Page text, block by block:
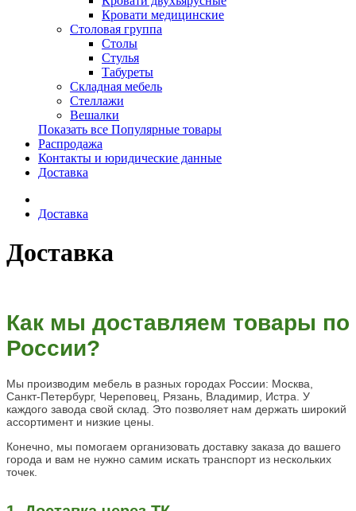
Кровати медицинские
Столовая группа
Столы
Стулья
Табуреты
Складная мебель
Стеллажи
Вешалки
Показать все Популярные товары
Распродажа
Контакты и юридические данные
Доставка
Доставка
Доставка
Как мы доставляем товары по
России?
Мы производим мебель в разных городах России: Москва,
Санкт-Петербург, Череповец, Рязань, Владимир, Истра. У
каждого завода свой склад. Это позволяет нам держать широкий
ассортимент и низкие цены.
Конечно, мы помогаем организовать доставку заказа до вашего
города и вам не нужно самим искать транспорт из нескольких
точек.